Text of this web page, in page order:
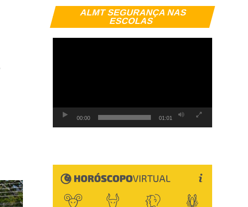
ALMT SEGURANÇA NAS
ESCOLAS
Tocador
de
00:00 01:01